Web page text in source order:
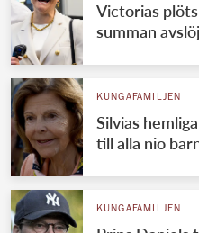
Victorias
summan
KUNGAFAMILJEN
Silvias
till alla nio
KUNGAFAMILJEN